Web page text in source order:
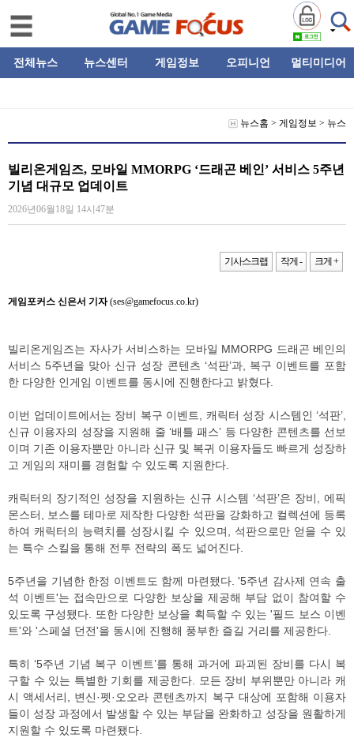
전체뉴스 뉴스센터 게임정보 오피니언 멀티미디어
뉴스홈 > 게임정보 > 뉴스
빌리온게임즈, 모바일 MMORPG ‘드래곤 베인’ 서비스 5주년
기념 대규모 업데이트
2026년06월18일 14시47분
기사스크랩 작게 - 크게 +
게임포커스 신은서 기자(ses@gamefocus.co.kr)
빌리온게임즈는 자사가 서비스하는 모바일 MMORPG 드래곤 베인의
서비스 5주년을 맞아 신규 성장 콘텐츠 ‘석판’과, 복구 이벤트를 포함
한 다양한 인게임 이벤트를 동시에 진행한다고 밝혔다.
이번 업데이트에서는 장비 복구 이벤트, 캐릭터 성장 시스템인 ‘석판’,
신규 이용자의 성장을 지원해 줄 ‘배틀 패스’ 등 다양한 콘텐츠를 선보
이며 기존 이용자뿐만 아니라 신규 및 복귀 이용자들도 빠르게 성장하
고 게임의 재미를 경험할 수 있도록 지원한다.
캐릭터의 장기적인 성장을 지원하는 신규 시스템 ‘석판’은 장비, 에픽
몬스터, 보스를 테마로 제작한 다양한 석판을 강화하고 컬렉션에 등록
하여 캐릭터의 능력치를 성장시킬 수 있으며, 석판으로만 얻을 수 있
는 특수 스킬을 통해 전투 전략의 폭도 넓어진다.
5주년을 기념한 한정 이벤트도 함께 마련됐다. '5주년 감사제 연속 출
석 이벤트'는 접속만으로 다양한 보상을 제공해 부담 없이 참여할 수
있도록 구성됐다. 또한 다양한 보상을 획득할 수 있는 '필드 보스 이벤
트'와 '스페셜 던전'을 동시에 진행해 풍부한 즐길 거리를 제공한다.
특히 ‘5주년 기념 복구 이벤트’를 통해 과거에 파괴된 장비를 다시 복
구할 수 있는 특별한 기회를 제공한다. 모든 장비 부위뿐만 아니라 캐
시 액세서리, 변신·펫·오오라 콘텐츠까지 복구 대상에 포함해 이용자
들이 성장 과정에서 발생할 수 있는 부담을 완화하고 성장을 원활하게
지원할 수 있도록 마련됐다.